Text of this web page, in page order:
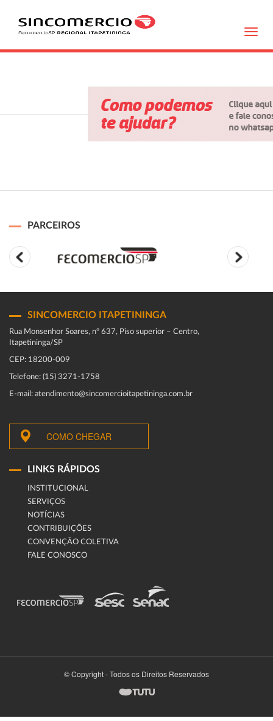
PARCEIROS
SINCOMERCIO ITAPETININGA
Rua Monsenhor Soares, nº 637, Piso superior – Centro,
Itapetininga/SP
CEP: 18200-009
Telefone: (15) 3271-1758
E-mail: atendimento@sincomercioitapetininga.com.br
COMO CHEGAR
LINKS RÁPIDOS
INSTITUCIONAL
SERVIÇOS
NOTÍCIAS
CONTRIBUIÇÕES
CONVENÇÃO COLETIVA
FALE CONOSCO
© Copyright - Todos os Direitos Reservados